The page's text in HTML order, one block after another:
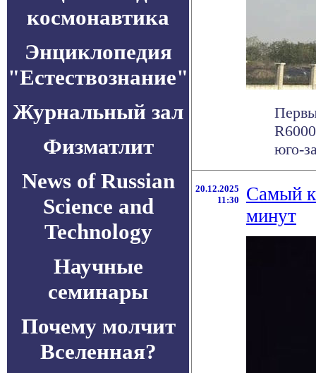
космонавтика
Энциклопедия
"Естествознание"
Журнальный зал
Физматлит
News of Russian
Science and
Technology
Научные
семинары
Почему молчит
Вселенная?
юго-
20.12.2025
11:30
Самый
минут